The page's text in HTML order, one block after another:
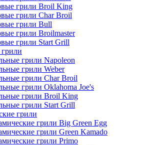
грили Broil King
грили Char Broil
грили Bull
грили Broilmaster
грили Start Grill
грили Napoleon
грили Weber
грили Char Broil
грили Oklahoma Joe's
грили Broil King
грили Start Grill
грили
грили Big Green Egg
грили Green Kamado
грили Primo